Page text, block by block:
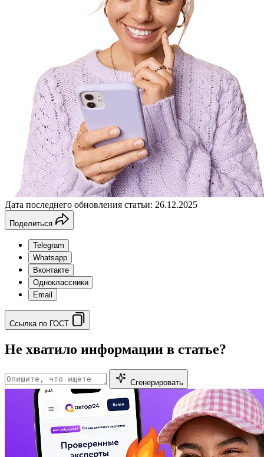
Дата последнего обновления статьи: 26.12.2025
Поделиться
Telegram
Whatsapp
Вконтакте
Одноклассники
Email
Ссылка по ГОСТ
Не хватило информации в статье?
Сгенерировать